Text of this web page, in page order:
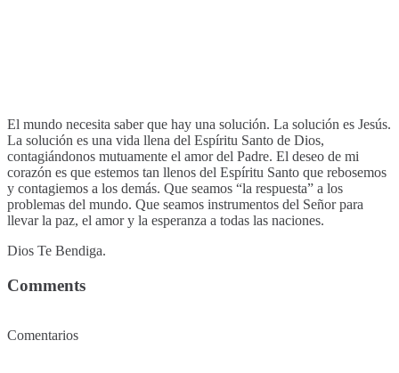
El mundo necesita saber que hay una solución. La solución es Jesús.
La solución es una vida llena del Espíritu Santo de Dios,
contagiándonos mutuamente el amor del Padre. El deseo de mi
corazón es que estemos tan llenos del Espíritu Santo que rebosemos
y contagiemos a los demás. Que seamos “la respuesta” a los
problemas del mundo. Que seamos instrumentos del Señor para
llevar la paz, el amor y la esperanza a todas las naciones.
Dios Te Bendiga.
Comments
Comentarios